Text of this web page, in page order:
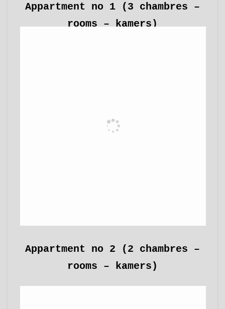
Appartment no 1 (3 chambres –
rooms – kamers)
Appartment no 2 (2 chambres –
rooms – kamers)